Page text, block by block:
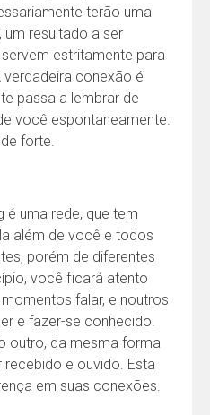
terão uma
um resultado a ser
estritamente para
conexão é
passa a lembrar de
você espontaneamente.
forte.
é uma rede, que tem
além de você e todos
porém de diferentes
você ficará atento
falar, e noutros
e fazer-se conhecido.
outro, da mesma forma
e ouvido. Esta
em suas conexões.